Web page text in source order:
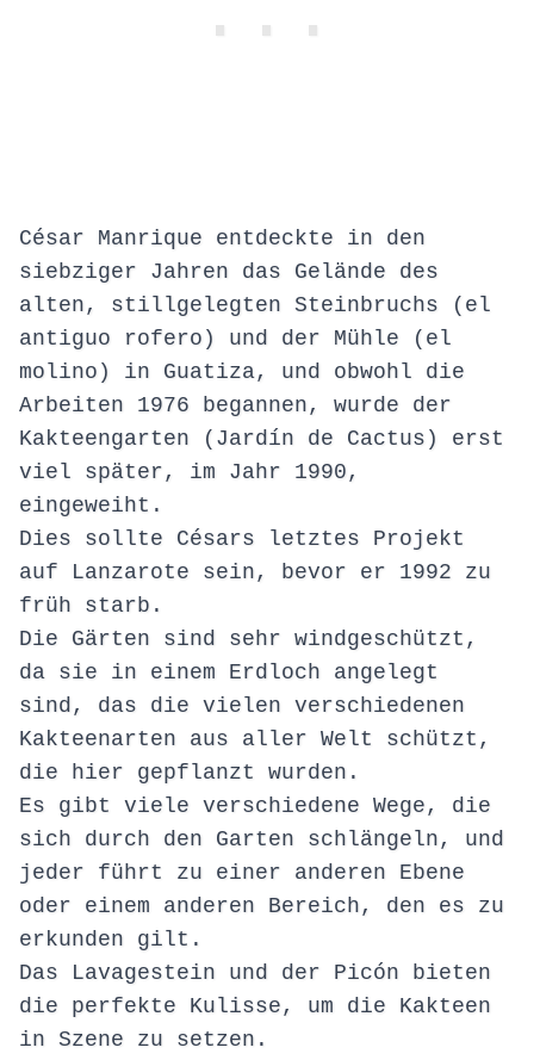
César Manrique entdeckte in den
siebziger Jahren das Gelände des
alten, stillgelegten Steinbruchs (el
antiguo rofero) und der Mühle (el
molino) in Guatiza, und obwohl die
Arbeiten 1976 begannen, wurde der
Kakteengarten (Jardín de Cactus) erst
viel später, im Jahr 1990,
eingeweiht.
Dies sollte Césars letztes Projekt
auf Lanzarote sein, bevor er 1992 zu
früh starb.
Die Gärten sind sehr windgeschützt,
da sie in einem Erdloch angelegt
sind, das die vielen verschiedenen
Kakteenarten aus aller Welt schützt,
die hier gepflanzt wurden.
Es gibt viele verschiedene Wege, die
sich durch den Garten schlängeln, und
jeder führt zu einer anderen Ebene
oder einem anderen Bereich, den es zu
erkunden gilt.
Das Lavagestein und der Picón bieten
die perfekte Kulisse, um die Kakteen
in Szene zu setzen.